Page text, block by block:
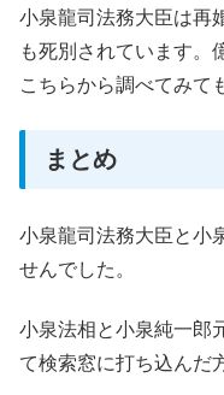
小泉龍司法務大臣は再
も死別されています。
こちらから調べてみて
まとめ
小泉龍司法務大臣と小
せんでした。
小泉法相と小泉純一郎
て検索窓に打ち込んだ